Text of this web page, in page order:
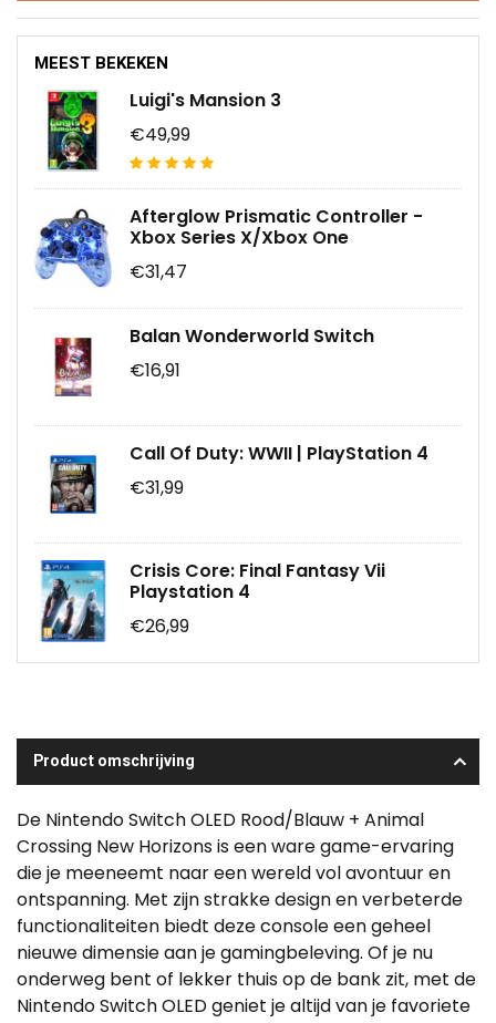
MEEST BEKEKEN
Luigi's Mansion 3
€49,99
Afterglow Prismatic Controller -
Xbox Series X/Xbox One
€31,47
Balan Wonderworld Switch
€16,91
Call Of Duty: WWII | PlayStation 4
€31,99
Crisis Core: Final Fantasy Vii
Playstation 4
€26,99
Product omschrijving
De Nintendo Switch OLED Rood/Blauw + Animal
Crossing New Horizons is een ware game-ervaring
die je meeneemt naar een wereld vol avontuur en
ontspanning. Met zijn strakke design en verbeterde
functionaliteiten biedt deze console een geheel
nieuwe dimensie aan je gamingbeleving. Of je nu
onderweg bent of lekker thuis op de bank zit, met de
Nintendo Switch OLED geniet je altijd van je favoriete